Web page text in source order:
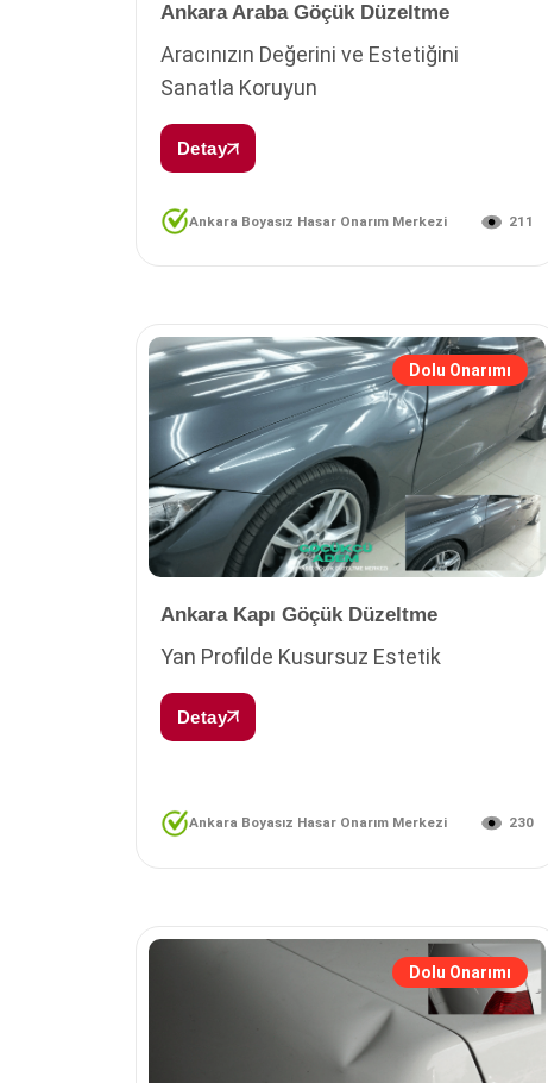
Ankara Araba Göçük Düzeltme
Aracınızın Değerini ve Estetiğini
Sanatla Koruyun
Detay
Ankara Boyasız Hasar Onarım Merkezi 211
Dolu Onarımı
Ankara Kapı Göçük Düzeltme
Yan Profilde Kusursuz Estetik
Detay
Ankara Boyasız Hasar Onarım Merkezi 230
Dolu Onarımı